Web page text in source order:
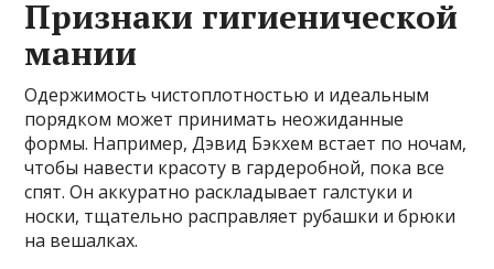
Признаки гигиенической
мании
Одержимость чистоплотностью и идеальным
порядком может принимать неожиданные
формы. Например, Дэвид Бэкхем встает по ночам,
чтобы навести красоту в гардеробной, пока все
спят. Он аккуратно раскладывает галстуки и
носки, тщательно расправляет рубашки и брюки
на вешалках.